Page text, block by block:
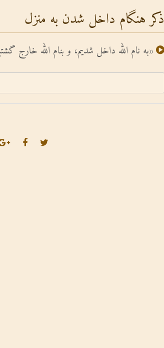
ذکر هنگام داخل شدن به منزل
«به نام الله داخل شدیم، و بنام الله خارج